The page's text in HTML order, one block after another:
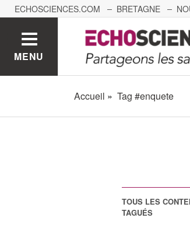
ECHOSCIENCES.COM BRETAGNE
GRENOBLE GRAND EST
MENU
Accueil Tag #enquete
TOUS LES
TAGUÉS